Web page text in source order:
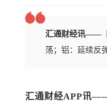
汇通财经讯——
荡；铝：延续反
汇通财经APP讯